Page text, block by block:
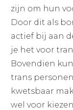
zijn om hun
Door dit als
actief bij aan
je het voor
Bovendien
trans
kwetsbaar
wel voor